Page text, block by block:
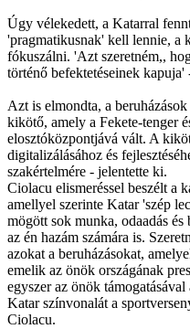
Úgy vélekedett, a Katarral
'pragmatikusnak' kell lennie, a
fókuszálni. 'Azt szeretném,,
történő befektetéseinek
Azt is elmondta, a
kikötő, amely a Fekete-tenger
elosztóközpontjává vált. A
digitalizálásához és
szakértelmére - jelentette ki.
Ciolacu elismeréssel beszélt a
amellyel szerinte Katar 'szép
mögött sok munka, odaadás
az én hazám számára is.
azokat a beruházásokat,
emelik az önök országának
egyszer az önök
Katar színvonalát a
Ciolacu.